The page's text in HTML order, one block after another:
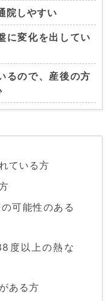
院しやすい
に変化を出してい
るので、産後の方
ている方
可能性のある
度以上の熱な
ある方